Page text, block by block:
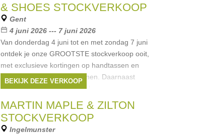
Merken:Guess,Vero Moda,Xandres,
PIECES,JACK&JONES , ...
& SHOES STOCKVERKOOP
Gent
4 juni 2026 --- 7 juni 2026
Van donderdag 4 juni tot en met zondag 7 juni
ontdek je onze GROOTSTE stockverkoop ooit,
met exclusieve kortingen op handtassen en
schoenen uit vorige seizoenen. Daarnaast
geniet je in de schoenwinkel
Merken: Chloë,Prada, Balenciaga
Fendi ,Dries Van Noten, ...
BEKIJK DEZE VERKOOP
MARTIN MAPLE & ZILTON
STOCKVERKOOP
Ingelmunster